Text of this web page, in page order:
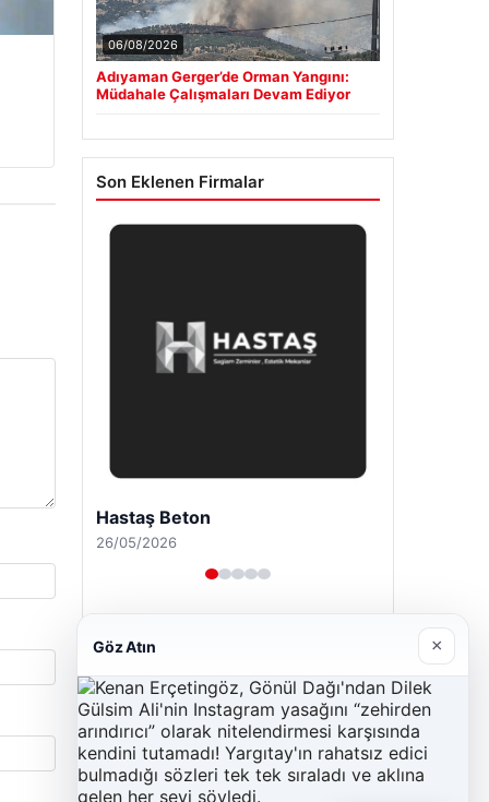
06/08/2026
Adıyaman Gerger’de Orman Yangını:
Müdahale Çalışmaları Devam Ediyor
Son Eklenen Firmalar
Hastaş Beton
26/05/2026
Göz Atın ×